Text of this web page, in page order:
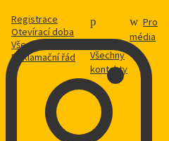
Registrace
Otevírací doba
Vše o nákupu
Reklamační řád
Všechny
kontakty
Pro
média